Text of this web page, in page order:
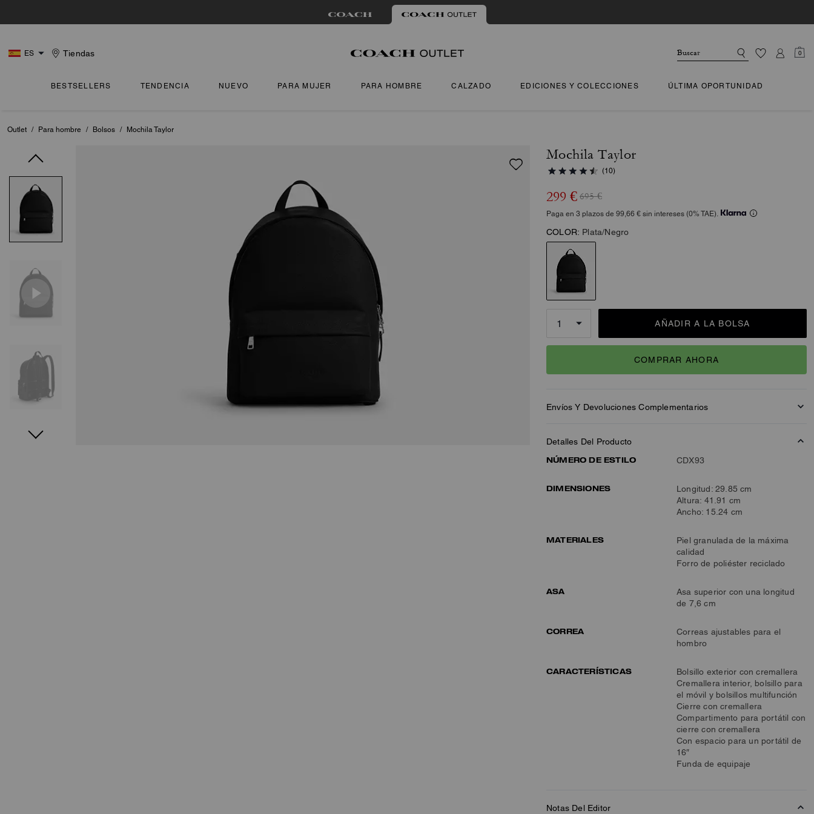
ES Tiendas 0
BESTSELLERS TENDENCIA NUEVO PARA MUJER PARA HOMBRE CALZADO EDICIONES Y COLECCIONES ÚLTIMA OPORTUNIDAD
Outlet / Para hombre / Bolsos / Mochila Taylor
Mochila Taylor
(10)
299 € 695 €
Paga en 3 plazos de 99,66 € sin intereses (0% TAE).
COLOR: Plata/Negro
AÑADIR A LA BOLSA
COMPRAR AHORA
Envíos Y Devoluciones Complementarios
Detalles Del Producto
NÚMERO DE ESTILO
CDX93
DIMENSIONES
Longitud: 29.85 cm
Altura: 41.91 cm
Ancho: 15.24 cm
MATERIALES
Piel granulada de la máxima
calidad
Forro de poliéster reciclado
ASA
Asa superior con una longitud
de 7,6 cm
CORREA
Correas ajustables para el
hombro
CARACTERÍSTICAS
Bolsillo exterior con cremallera
Cremallera interior, bolsillo para
el móvil y bolsillos multifunción
Cierre con cremallera
Compartimento para portátil con
cierre con cremallera
Con espacio para un portátil de
16″
Funda de equipaje
Notas Del Editor